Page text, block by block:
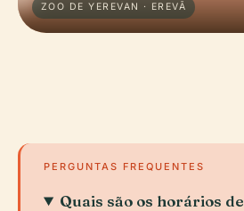
ZOO DE YEREVAN · EREVÃ
PERGUNTAS FREQUENTES
Quais são os horários de